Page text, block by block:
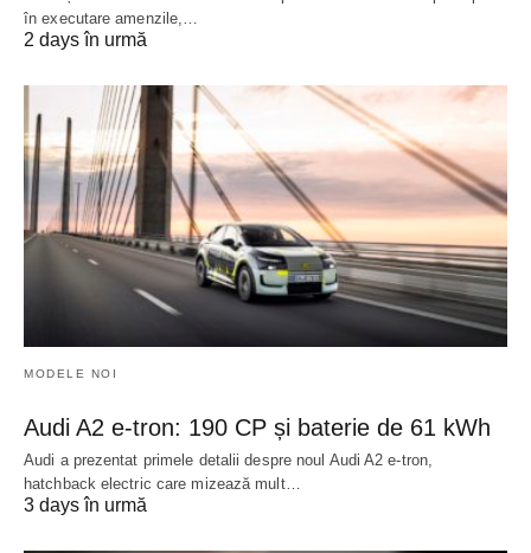
în executare amenzile,…
2 days în urmă
MODELE NOI
Audi A2 e-tron: 190 CP și baterie de 61 kWh
Audi a prezentat primele detalii despre noul Audi A2 e-tron,
hatchback electric care mizează mult…
3 days în urmă